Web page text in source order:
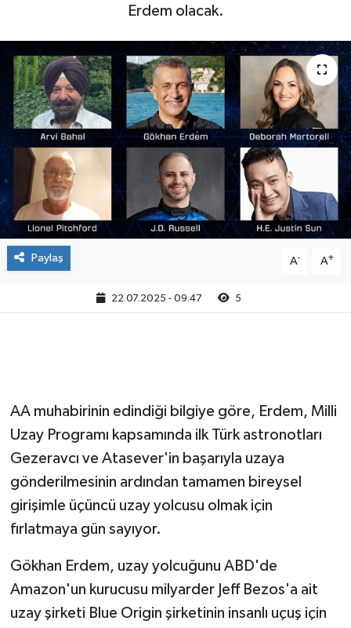
Erdem olacak.
Paylaş A- A+
22.07.2025 - 09:47 5
AA muhabirinin edindiği bilgiye göre, Erdem, Milli
Uzay Programı kapsamında ilk Türk astronotları
Gezeravcı ve Atasever'in başarıyla uzaya
gönderilmesinin ardından tamamen bireysel
girişimle üçüncü uzay yolcusu olmak için
fırlatmaya gün sayıyor.
Gökhan Erdem, uzay yolcuğunu ABD'de
Amazon'un kurucusu milyarder Jeff Bezos'a ait
uzay şirketi Blue Origin şirketinin insanlı uçuş için